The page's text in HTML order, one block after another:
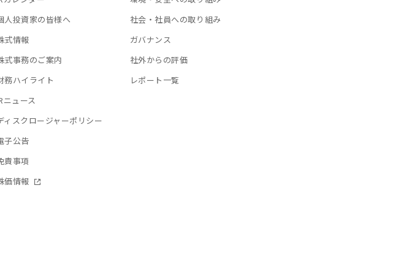
人投資家の皆様へ
式情報
式事務のご案内
務ハイライト
ニュース
ィスクロージャーポリシー
子公告
責事項
価情報
社会・社員への取り組み
ガバナンス
社外からの評価
レポート一覧